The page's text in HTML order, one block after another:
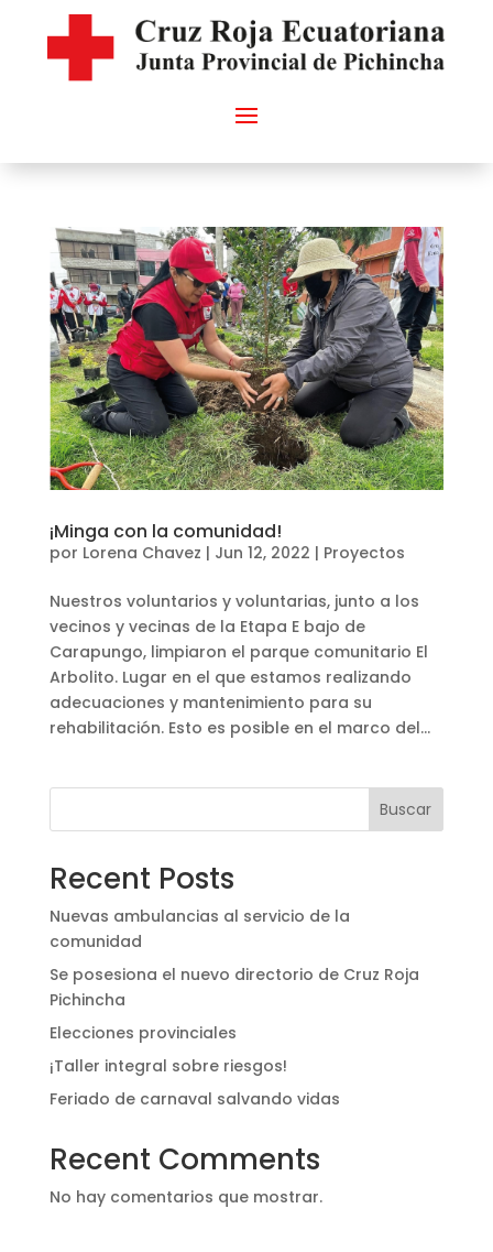
¡Minga con la comunidad!
por Lorena Chavez | Jun 12, 2022 | Proyectos
Nuestros voluntarios y voluntarias, junto a los
vecinos y vecinas de la Etapa E bajo de
Carapungo, limpiaron el parque comunitario El
Arbolito. Lugar en el que estamos realizando
adecuaciones y mantenimiento para su
rehabilitación. Esto es posible en el marco del...
Buscar
Recent Posts
Nuevas ambulancias al servicio de la
comunidad
Se posesiona el nuevo directorio de Cruz Roja
Pichincha
Elecciones provinciales
¡Taller integral sobre riesgos!
Feriado de carnaval salvando vidas
Recent Comments
No hay comentarios que mostrar.